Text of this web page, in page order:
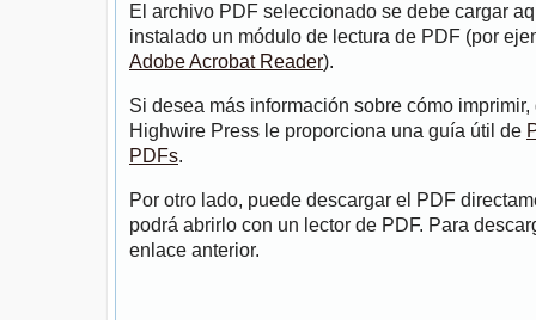
El archivo PDF seleccionado se debe cargar
instalado un módulo de lectura de PDF (por
Adobe Acrobat Reader).
Si desea más información sobre cómo
Highwire Press le proporciona una guía útil de
PDFs.
Por otro lado, puede descargar el PDF
podrá abrirlo con un lector de PDF. Para
enlace anterior.